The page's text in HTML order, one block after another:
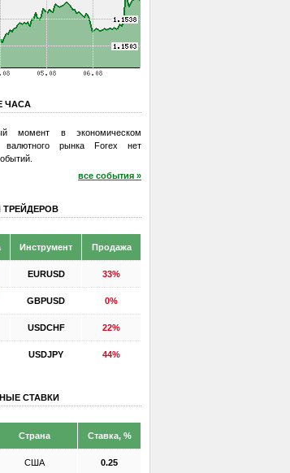
ЧАСА
момент в экономическом
валютного рынка Forex нет
все события »
Инструмент Продажа
EURUSD 33%
GBPUSD 0%
USDCHF 22%
USDJPY 44%
СТАВКИ
Страна Ставка, %
США 0.25